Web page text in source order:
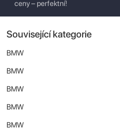
ceny – perfektní!
Související kategorie
BMW
BMW
BMW
BMW
BMW